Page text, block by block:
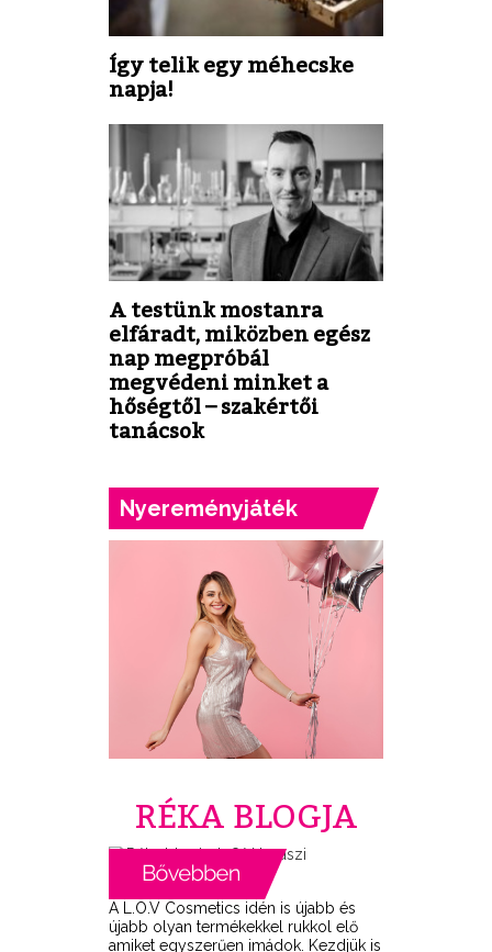
Így telik egy méhecske
napja!
A testünk mostanra
elfáradt, miközben egész
nap megpróbál
megvédeni minket a
hőségtől – szakértői
tanácsok
Nyereményjáték
RÉKA BLOGJA
A L.O.V Cosmetics idén is újabb és
újabb olyan termékekkel rukkol elő
amiket egyszerűen imádok. Kezdjük is